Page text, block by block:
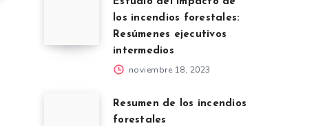
los incendios forestales:
Resúmenes ejecutivos
intermedios
noviembre 18, 2023
Resumen de los incendios
forestales